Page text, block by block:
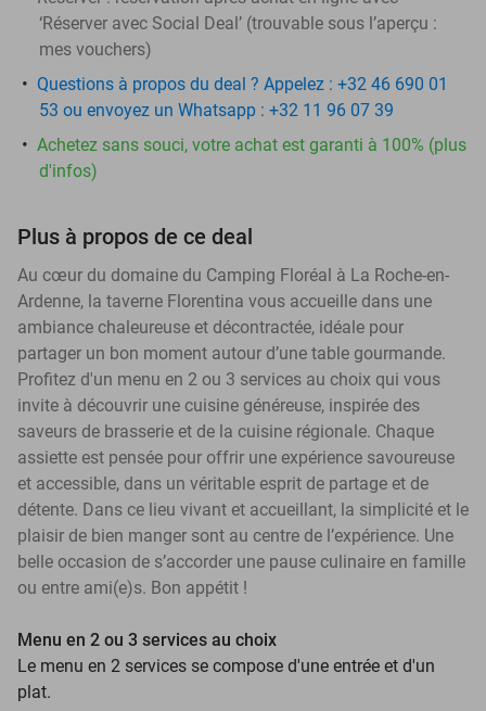
‘Réserver avec Social Deal’ (trouvable sous l’aperçu :
mes vouchers)
Questions à propos du deal ? Appelez : +32 46 690 01
53 ou envoyez un Whatsapp : +32 11 96 07 39
Achetez sans souci, votre achat est garanti à 100% (plus
d'infos)
Plus à propos de ce deal
Au cœur du domaine du Camping Floréal à La Roche-en-
Ardenne, la taverne Florentina vous accueille dans une
ambiance chaleureuse et décontractée, idéale pour
partager un bon moment autour d’une table gourmande.
Profitez d'un menu en 2 ou 3 services au choix qui vous
invite à découvrir une cuisine généreuse, inspirée des
saveurs de brasserie et de la cuisine régionale. Chaque
assiette est pensée pour offrir une expérience savoureuse
et accessible, dans un véritable esprit de partage et de
détente. Dans ce lieu vivant et accueillant, la simplicité et le
plaisir de bien manger sont au centre de l’expérience. Une
belle occasion de s’accorder une pause culinaire en famille
ou entre ami(e)s. Bon appétit !
Menu en 2 ou 3 services au choix
Le menu en 2 services se compose d'une entrée et d'un
plat.